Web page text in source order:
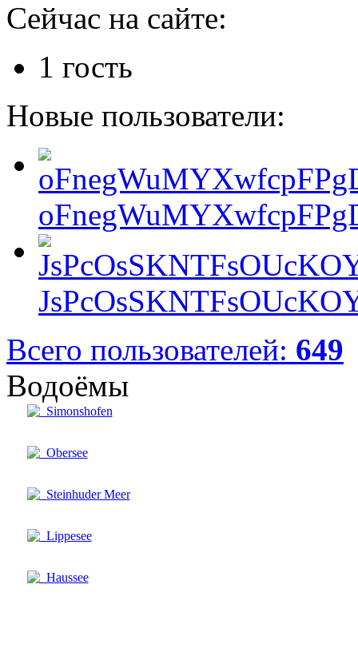
Сейчас на сайте:
1 гость
Новые пользователи:
Всего пользователей: 649
Водоёмы
Simonshofen
Obersee
Steinhuder Meer
Lippesee
Haussee